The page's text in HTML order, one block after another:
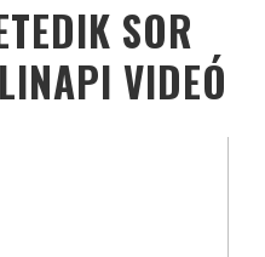
SOR
VIDEÓ